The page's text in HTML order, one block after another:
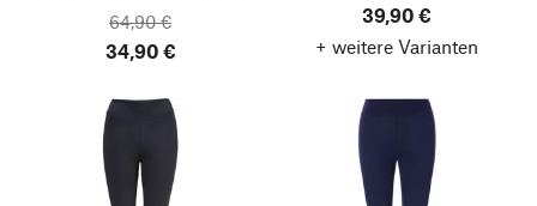
64,90 €
34,90 €
39,90 €
+ weitere Varianten